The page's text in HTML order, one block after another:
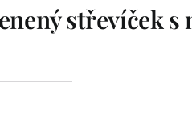
střevíček s